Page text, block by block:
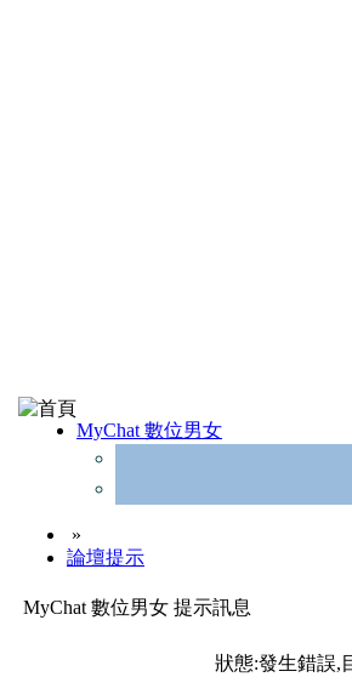
MyChat 數位男女
»
論壇提示
MyChat 數位男女 提示訊息
狀態:發生錯誤,